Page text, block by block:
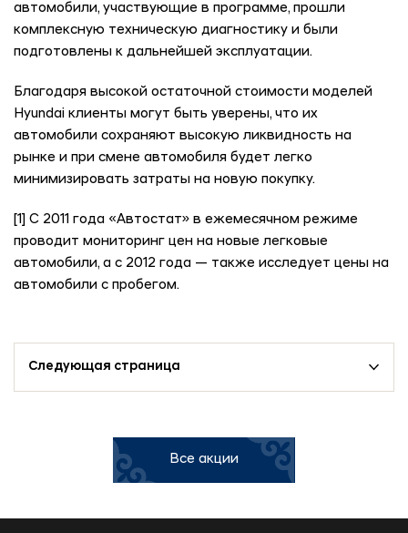
автомобили, участвующие в программе, прошли
комплексную техническую диагностику и были
подготовлены к дальнейшей эксплуатации.
Благодаря высокой остаточной стоимости моделей
Hyundai клиенты могут быть уверены, что их
автомобили сохраняют высокую ликвидность на
рынке и при смене автомобиля будет легко
минимизировать затраты на новую покупку.
[1] С 2011 года «Автостат» в ежемесячном режиме
проводит мониторинг цен на новые легковые
автомобили, а с 2012 года — также исследует цены на
автомобили с пробегом.
Следующая страница
Все акции